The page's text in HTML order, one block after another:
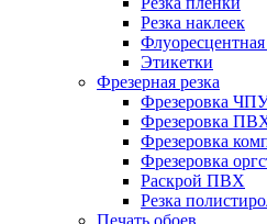
Резка наклеек
Этикетки
Фрезерная резка
Фрезеровка
Фрезеровка
Фрезеровка
Фрезеровка
Раскрой ПВХ
Резка
Печать обоев